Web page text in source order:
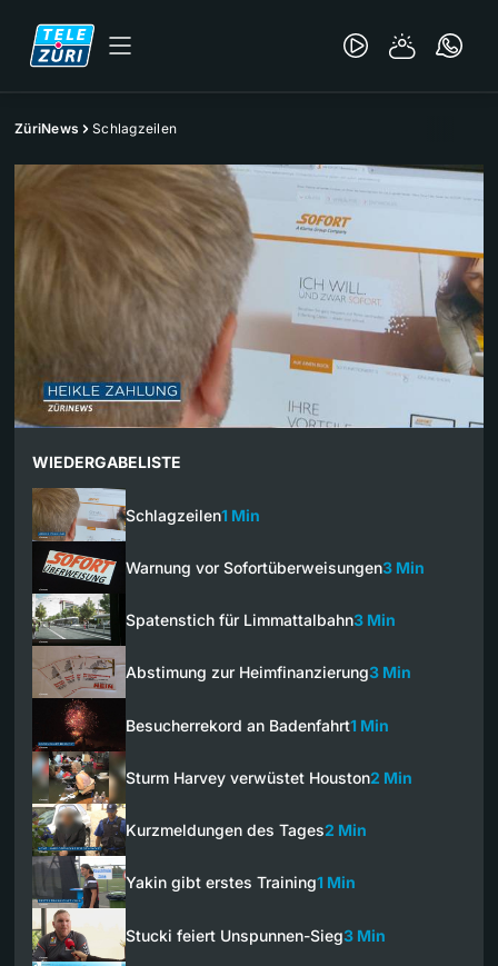
ZüriNews Schlagzeilen
WIEDERGABELISTE
Schlagzeilen1 Min
Warnung vor Sofortüberweisungen3 Min
Spatenstich für Limmattalbahn3 Min
Abstimung zur Heimfinanzierung3 Min
Besucherrekord an Badenfahrt1 Min
Sturm Harvey verwüstet Houston2 Min
Kurzmeldungen des Tages2 Min
Yakin gibt erstes Training1 Min
Stucki feiert Unspunnen-Sieg3 Min